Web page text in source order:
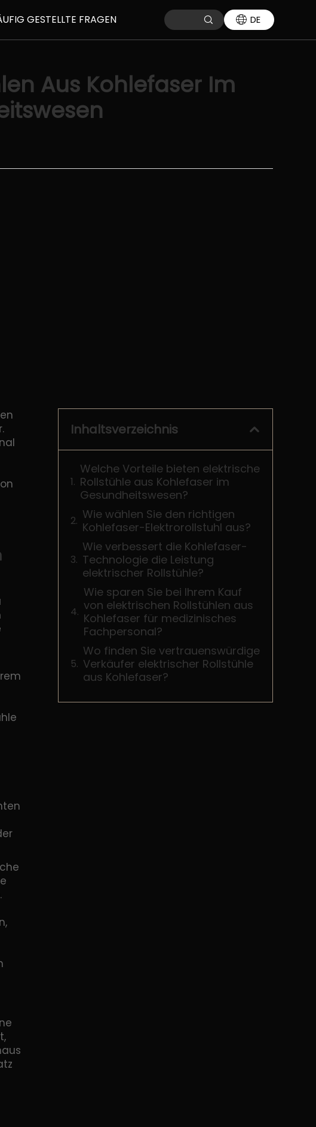
GESTELLTE FRAGEN DE
Aus Kohlefaser Im
Inhaltsverzeichnis
Welche Vorteile bieten elektrische
Rollstühle aus Kohlefaser im
Gesundheitswesen?
Wie wählen Sie den richtigen
Kohlefaser-Elektrorollstuhl aus?
Wie verbessert die Kohlefaser-
Technologie die Leistung
elektrischer Rollstühle?
Wie sparen Sie bei Ihrem Kauf
von elektrischen Rollstühlen aus
Kohlefaser für medizinisches
Fachpersonal?
Wo finden Sie vertrauenswürdige
Verkäufer elektrischer Rollstühle
aus Kohlefaser?